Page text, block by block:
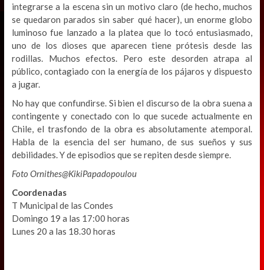
integrarse a la escena sin un motivo claro (de hecho, muchos
se quedaron parados sin saber qué hacer), un enorme globo
luminoso fue lanzado a la platea que lo tocó entusiasmado,
uno de los dioses que aparecen tiene prótesis desde las
rodillas. Muchos efectos. Pero este desorden atrapa al
público, contagiado con la energía de los pájaros y dispuesto
a jugar.
No hay que confundirse. Si bien el discurso de la obra suena a
contingente y conectado con lo que sucede actualmente en
Chile, el trasfondo de la obra es absolutamente atemporal.
Habla de la esencia del ser humano, de sus sueños y sus
debilidades. Y de episodios que se repiten desde siempre.
Foto Ornithes@KikiPapadopoulou
Coordenadas
T Municipal de las Condes
Domingo 19 a las 17:00 horas
Lunes 20 a las 18.30 horas